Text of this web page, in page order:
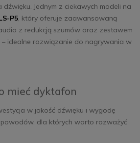
Jednym z ciekawych modeli na
P5, który oferuje zaawansowaną
z redukcją szumów oraz zestawem
idealne rozwiązanie do nagrywania w
mieć dyktafon
w jakość dźwięku i wygodę
dla których warto rozważyć